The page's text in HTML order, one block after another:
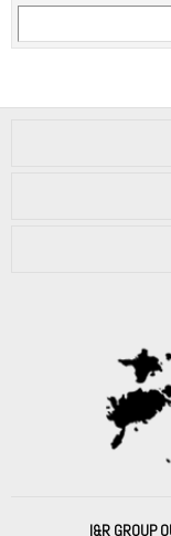
I&R GROUP